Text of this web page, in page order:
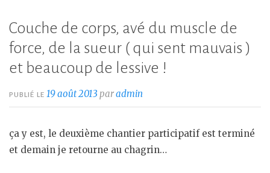
Couche de corps, avé du muscle de
force, de la sueur ( qui sent mauvais )
et beaucoup de lessive !
PUBLIÉ LE 19 août 2013 paradmin
ça y est, le deuxième chantier participatif est terminé
et demain je retourne au chagrin…